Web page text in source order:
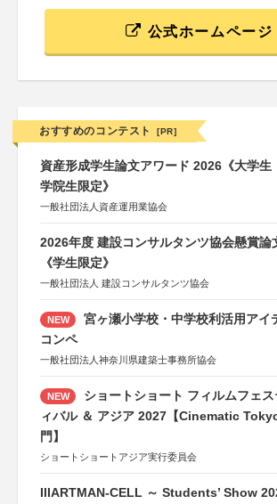
公式ホームページ
おすすめのコンテスト [PR]
資産形成学生論文アワード 2026《大学生
学院生限定》
一般社団法人資産運用業協会
2026年度 建設コンサルタンツ協会懸賞論
《学生限定》
一般社団法人 建設コンサルタンツ協会
NEW
宮ヶ瀬小学校・中学校利活用アイ
コンペ
一般社団法人神奈川県建築士事務所協会
NEW
ショートショート フィルムフェス
ィバル ＆ アジア 2027【Cinematic
門】
ショートショートアジア実行委員会
IIIARTMAN-CELL ～ Students’ Show